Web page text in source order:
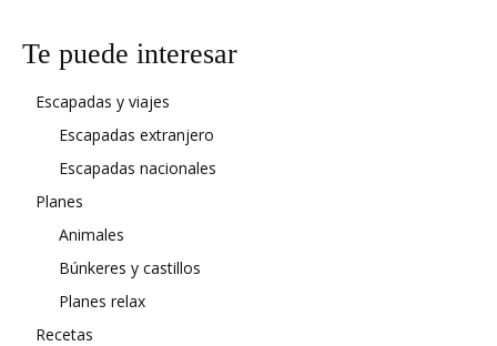
Te puede interesar
Escapadas y viajes
Escapadas extranjero
Escapadas nacionales
Planes
Animales
Búnkeres y castillos
Planes relax
Recetas